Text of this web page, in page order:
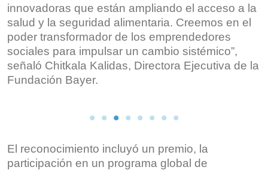
innovadoras que están ampliando el acceso a la
salud y la seguridad alimentaria. Creemos en el
poder transformador de los emprendedores
sociales para impulsar un cambio sistémico”,
señaló Chitkala Kalidas, Directora Ejecutiva de la
Fundación Bayer.
El reconocimiento incluyó un premio, la
participación en un programa global de